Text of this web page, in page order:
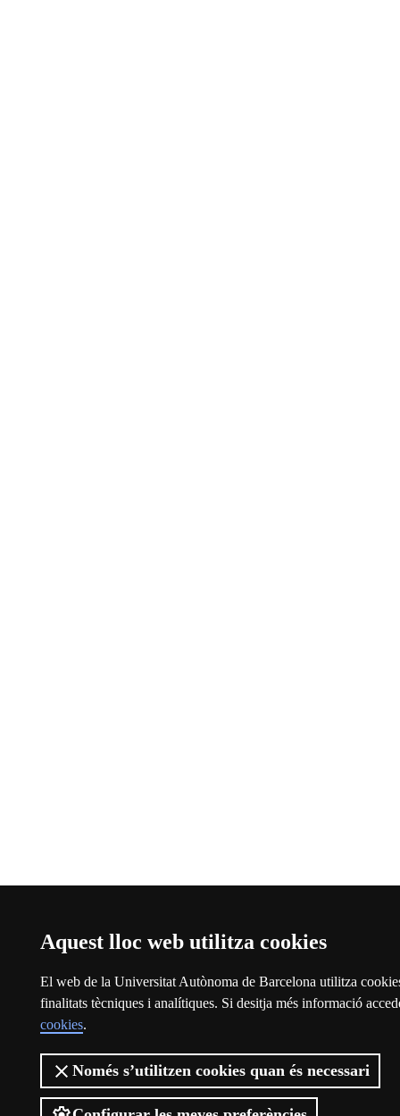
Aquest lloc web utilitza cookies
El web de la Universitat Autònoma de Barcelona utilitza
finalitats tècniques i analítiques. Si desitja més informació
cookies.
Només s’utilitzen cookies quan és necessari